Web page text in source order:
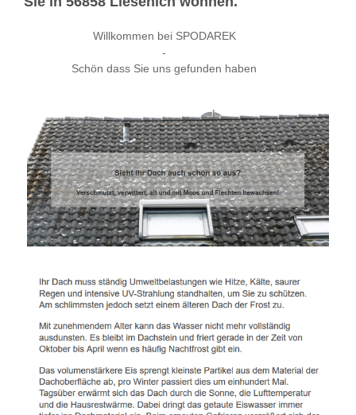
Willkommen bei SPODAREK
-
Schön dass Sie uns gefunden haben